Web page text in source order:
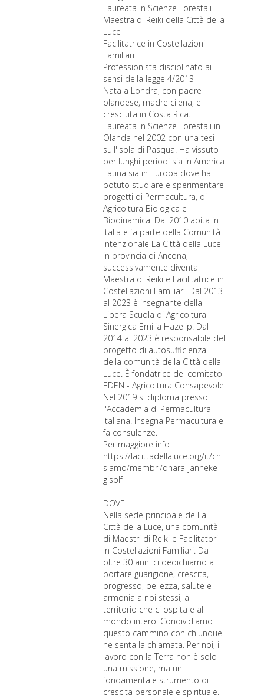
Laureata in Scienze Forestali
Maestra di Reiki della Città della
Luce
Facilitatrice in Costellazioni
Familiari
Professionista disciplinato ai
sensi della legge 4/2013
Nata a Londra, con padre
olandese, madre cilena, e
cresciuta in Costa Rica.
Laureata in Scienze Forestali in
Olanda nel 2002 con una tesi
sull'Isola di Pasqua. Ha vissuto
per lunghi periodi sia in America
Latina sia in Europa dove ha
potuto studiare e sperimentare
progetti di Permacultura, di
Agricoltura Biologica e
Biodinamica. Dal 2010 abita in
Italia e fa parte della Comunità
Intenzionale La Città della Luce
in provincia di Ancona,
successivamente diventa
Maestra di Reiki e Facilitatrice in
Costellazioni Familiari. Dal 2013
al 2023 è insegnante della
Libera Scuola di Agricoltura
Sinergica Emilia Hazelip. Dal
2014 al 2023 è responsabile del
progetto di autosufficienza
della comunità della Città della
Luce. È fondatrice del comitato
EDEN - Agricoltura Consapevole.
Nel 2019 si diploma presso
l'Accademia di Permacultura
Italiana. Insegna Permacultura e
fa consulenze.
Per maggiore info
https://lacittadellaluce.org/it/chi-
siamo/membri/dhara-janneke-
gisolf
DOVE
Nella sede principale de La
Città della Luce, una comunità
di Maestri di Reiki e Facilitatori
in Costellazioni Familiari. Da
oltre 30 anni ci dedichiamo a
portare guarigione, crescita,
progresso, bellezza, salute e
armonia a noi stessi, al
territorio che ci ospita e al
mondo intero. Condividiamo
questo cammino con chiunque
ne senta la chiamata. Per noi, il
lavoro con la Terra non è solo
una missione, ma un
fondamentale strumento di
crescita personale e spirituale.